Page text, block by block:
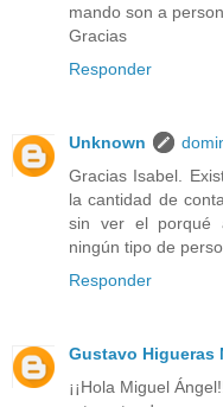
mando son a
Gracias
Responder
Unknown
Gracias Isabel.
la cantidad de
sin ver el porqué
ningún tipo de
Responder
Gustavo Higueras
¡¡Hola Miguel